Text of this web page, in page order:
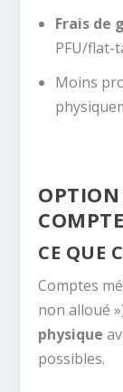
Frais de
PFU/flat-
Moins
CE QUE
Comptes
non alloué
physique
possibles.